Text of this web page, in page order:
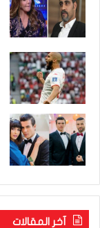
آخر المقالات